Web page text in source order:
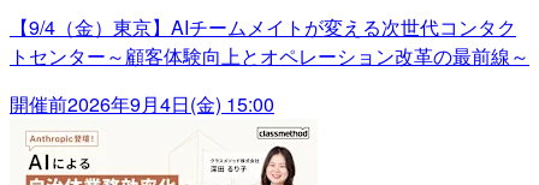
【9/4（金）東京】AIチームメイトが変える次世代コンタク
トセンター～顧客体験向上とオペレーション改革の最前線～
開催前2026年9月4日(金) 15:00